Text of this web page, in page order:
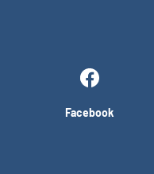
Facebook